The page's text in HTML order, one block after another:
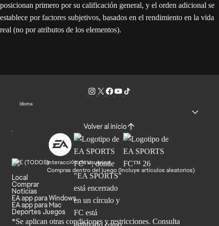
posicionan primero por su calificación general, y el orden adicional se
establece por factores subjetivos, basados en el rendimiento en la vida
real (no por atributos de los elementos).
Idioma
Volver al inicio
Interacción de usuarios
Compras dentro del juego (Incluye artículos aleatorios)
Local
Comprar
Noticias
EA app para Windows
EA app para Mac
Deportes Juegos
*Se aplican otras condiciones y restricciones. Consulta